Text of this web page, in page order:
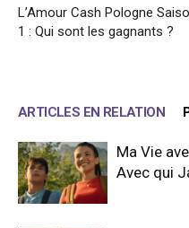
L’Amour Cash Pologne
1 : Qui sont les gagnants ?
ARTICLES EN RELATION
Ma Vie
Avec qui